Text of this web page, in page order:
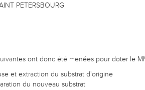
PETERSBOURG
ont donc été menées pour doter le
et extraction du substrat d'origine
du nouveau substrat